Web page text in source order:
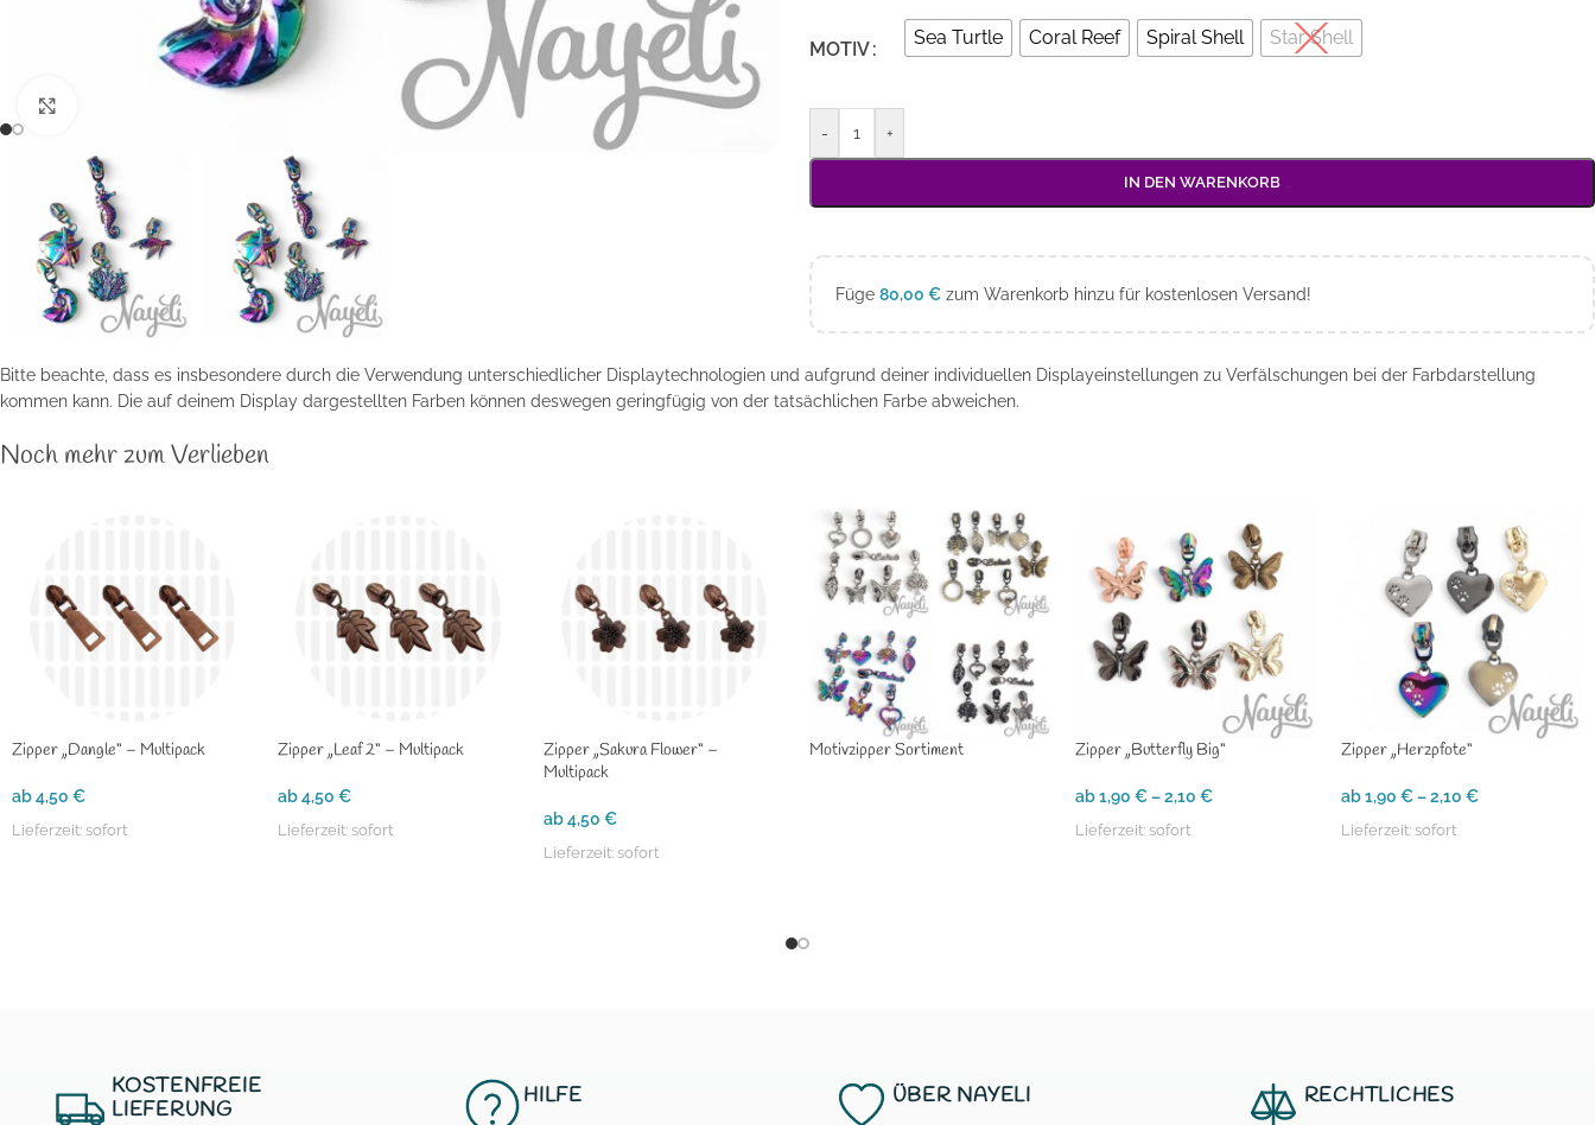
MOTIV
Sea Turtle Coral Reef Spiral Shell Star Shell
- +
IN DEN WARENKORB
Füge 80,00 € zum Warenkorb hinzu für kostenlosen Versand!
Bitte beachte, dass es insbesondere durch die Verwendung unterschiedlicher Displaytechnologien und aufgrund deiner individuellen Displayeinstellungen zu Verfälschungen bei der Farbdarstellung
kommen kann. Die auf deinem Display dargestellten Farben können deswegen geringfügig von der tatsächlichen Farbe abweichen.
Noch mehr zum Verlieben
Zipper „Dangle“ – Multipack
ab4,50 €
Lieferzeit: sofort
Zipper „Leaf 2“ – Multipack
ab4,50 €
Lieferzeit: sofort
Zipper „Sakura Flower“ –
Multipack
ab4,50 €
Lieferzeit: sofort
Motivzipper Sortiment Zipper „Butterfly Big“
ab1,90 €–2,10 €
Lieferzeit: sofort
Zipper „Herzpfote“
ab1,90 €–2,10 €
Lieferzeit: sofort
KOSTENFREIE
LIEFERUNG
HILFE ÜBER NAYELI RECHTLICHES